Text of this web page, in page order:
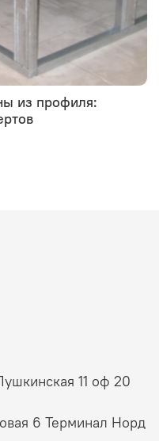
из профиля:
11 оф 20
6 Терминал Норд